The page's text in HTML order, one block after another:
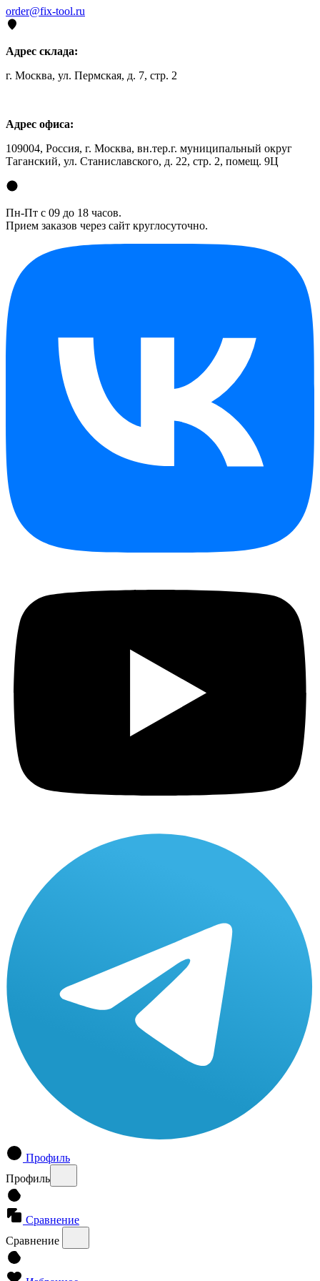
order@fix-tool.ru
Адрес склада:
г. Москва, ул. Пермская, д. 7, стр. 2
Адрес офиса:
109004, Россия, г. Москва, вн.тер.г. муниципальный округ
Таганский, ул. Станиславского, д. 22, стр. 2, помещ. 9Ц
Пн-Пт с 09 до 18 часов.
Прием заказов через сайт круглосуточно.
Профиль
Профиль
Сравнение
Сравнение